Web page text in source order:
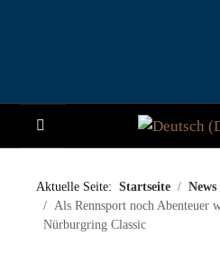
NEWS
Sprache
Aktuelle Seite: Startseite
News
Als Rennsport noch Abenteuer
Nürburgring Classic